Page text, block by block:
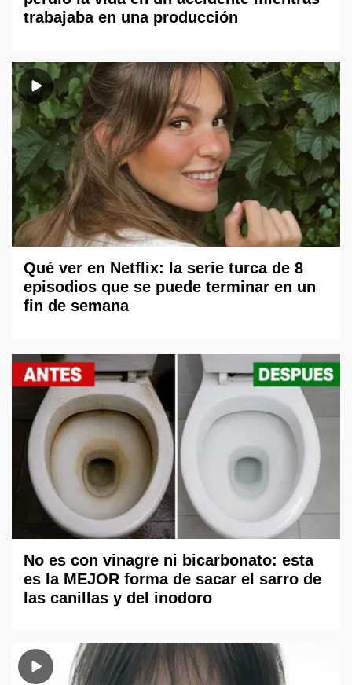
trabajaba en una producción
Qué ver en Netflix: la serie turca de 8
episodios que se puede terminar en un
fin de semana
No es con vinagre ni bicarbonato: esta
es la MEJOR forma de sacar el sarro de
las canillas y del inodoro